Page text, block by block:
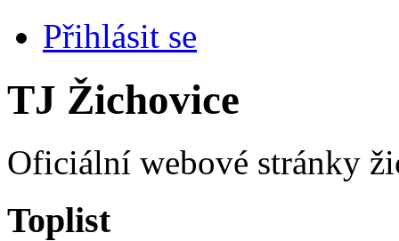
Přihlásit se
TJ Žichovice
Oficiální webové stránky
Toplist